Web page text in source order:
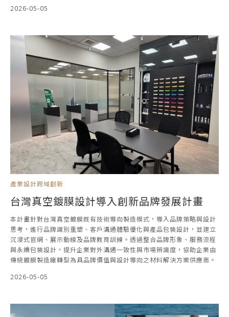
2026-05-05
產業設計跨域創新
台灣真空鍍膜設計導入創新品牌發展計畫
本計畫針對台灣真空鍍膜既有技術導向製造模式，導入品牌策略與設計
思考，進行品牌識別重塑、客戶溝通體驗優化與產品包裝設計，並建立
沉浸式官網、展示動線及品牌教育訓練。透過整合品牌形象、服務流程
與永續包裝設計，提升企業對外溝通一致性與市場辨識度，協助企業由
傳統鍍膜製造廠轉型為具品牌價值與設計導向之材料解決方案供應商。
2026-05-05